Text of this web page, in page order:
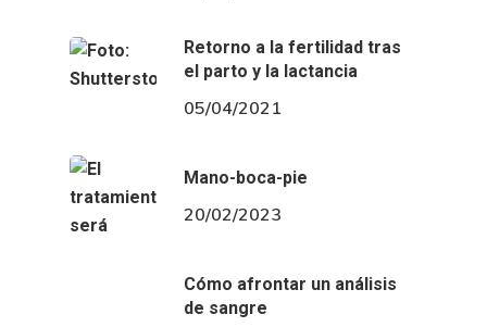
Retorno a la fertilidad tras
el parto y la lactancia
05/04/2021
Mano-boca-pie
20/02/2023
Cómo afrontar un análisis
de sangre